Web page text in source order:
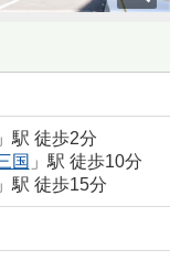
」駅 徒歩2分
国 」駅 徒歩10分
」駅 徒歩15分